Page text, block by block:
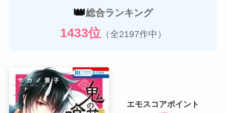
👑総合ランキング
1433位（全2197作中）
エモスコアポイント